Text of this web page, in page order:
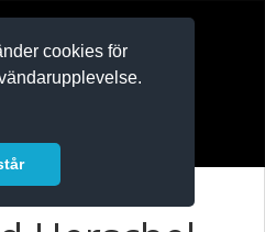
cookies för